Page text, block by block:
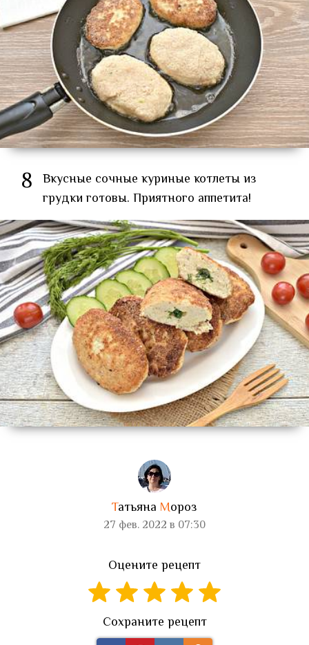
8 Вкусные сочные куриные котлеты из
грудки готовы. Приятного аппетита!
Татьяна Мороз
27 фев. 2022 в 07:30
Оцените рецепт
Сохраните рецепт